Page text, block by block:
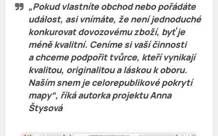
„Pokud vlastníte obchod nebo pořádáte
událost, asi vnímáte, že není jednoduché
konkurovat dovozovému zboží, byť je
méně kvalitní. Ceníme si vaší činnosti
a chceme podpořit tvůrce, kteří vynikají
kvalitou, originalitou a láskou k oboru.
Naším snem je celorepublikové pokrytí
mapy“, říká autorka projektuAnna
Štysová